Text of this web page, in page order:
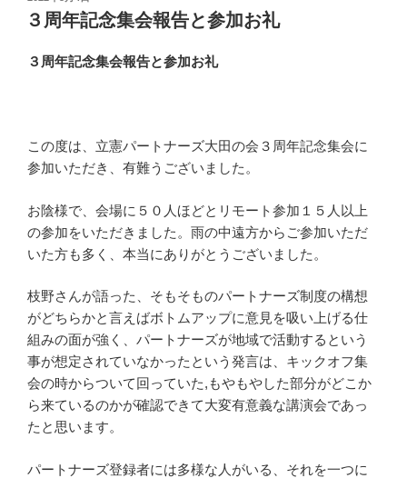
稿
日:
３周年記念集会報告と参加お礼
３周年記念集会報告と参加お礼
この度は、立憲パートナーズ大田の会３周年記念集会に
参加いただき、有難うございました。
お陰様で、会場に５０人ほどとリモート参加１５人以上
の参加をいただきました。雨の中遠方からご参加いただ
いた方も多く、本当にありがとうございました。
枝野さんが語った、そもそものパートナーズ制度の構想
がどちらかと言えばボトムアップに意見を吸い上げる仕
組みの面が強く、パートナーズが地域で活動するという
事が想定されていなかったという発言は、キックオフ集
会の時からついて回っていた,もやもやした部分がどこか
ら来ているのかが確認できて大変有意義な講演会であっ
たと思います。
パートナーズ登録者には多様な人がいる、それを一つに